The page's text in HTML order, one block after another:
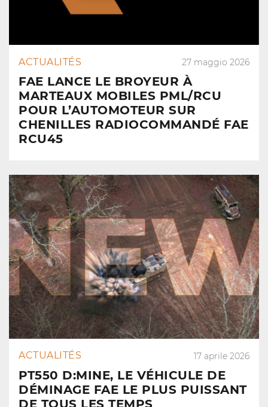
ACTUALITÉS 27 maggio 2026
FAE LANCE LE BROYEUR À
MARTEAUX MOBILES PML/RCU
POUR L’AUTOMOTEUR SUR
CHENILLES RADIOCOMMANDÉ FAE
RCU45
ACTUALITÉS 17 aprile 2026
PT550 D:MINE, LE VÉHICULE DE
DÉMINAGE FAE LE PLUS PUISSANT
DE TOUS LES TEMPS